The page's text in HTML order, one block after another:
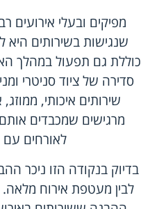
מפיקים ובעלי אירועים
שנגישות בשירותים
כוללת גם תפעול במהלך
סדירה של ציוד סניטרי
שירותים איכותי,
מרגישים שמכבדים
לאורחים עם
בדיוק בנקודה הזו ניכר
לבין מעטפת אירוח